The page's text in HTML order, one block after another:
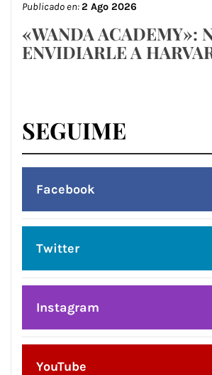
Publicado en:2 Ago 2026
«WANDA ACADEMY»:
ENVIDIARLE A
SEGUIME
Facebook
Twitter
Instagram
YouTube